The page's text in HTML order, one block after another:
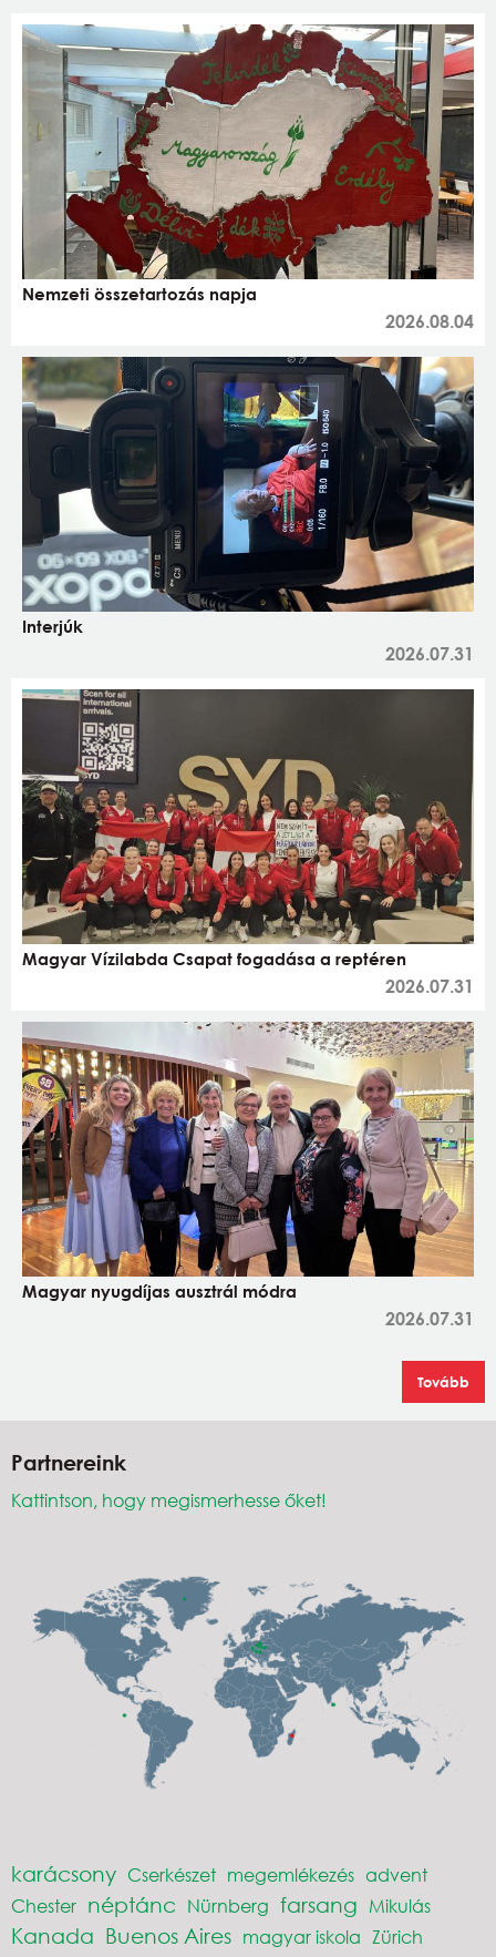
Nemzeti összetartozás napja
2026.08.04
Interjúk
2026.07.31
Magyar Vízilabda Csapat fogadása a reptéren
2026.07.31
Magyar nyugdíjas ausztrál módra
2026.07.31
Tovább
Partnereink
Kattintson, hogy megismerhesse őket!
karácsony Cserkészet megemlékezés advent
Chester néptánc Nürnberg farsang Mikulás
Kanada Buenos Aires magyar iskola Zürich